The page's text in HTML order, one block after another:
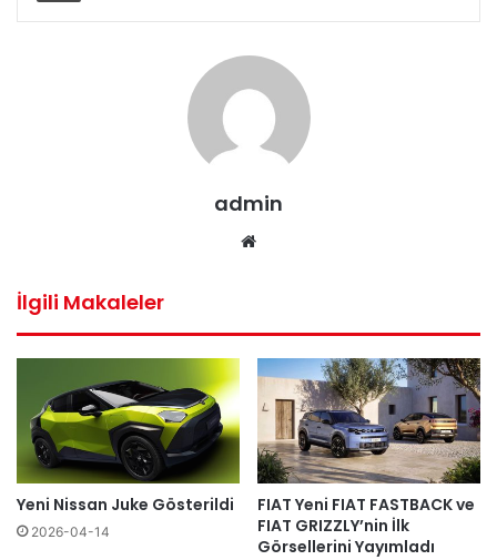
admin
İlgili Makaleler
Yeni Nissan Juke Gösterildi
2026-04-14
FIAT Yeni FIAT FASTBACK ve
FIAT GRIZZLY’nin İlk
Görsellerini Yayımladı